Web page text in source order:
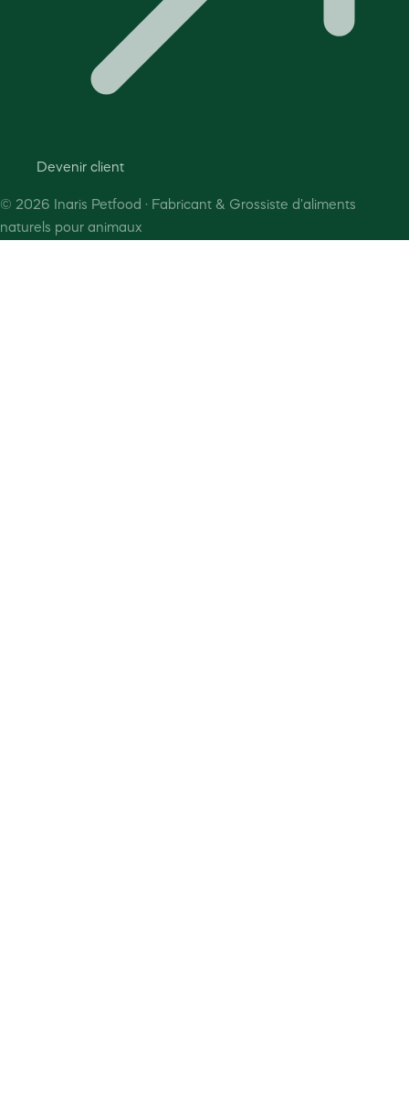
Devenir client
© 2026 Inaris Petfood · Fabricant & Grossiste d'aliments
naturels pour animaux